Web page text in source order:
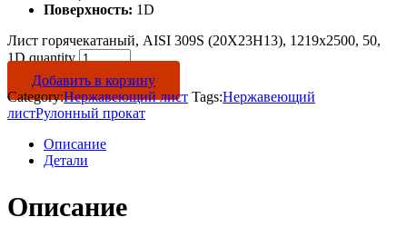
Поверхность: 1D
Лист горячекатаный, AISI 309S (20Х23Н13), 1219х2500, 50,
1D quantity
Добавить в корзину
Category:Нержавеющий лист Tags:Нержавеющий
листРулонный прокат
Описание
Детали
Описание